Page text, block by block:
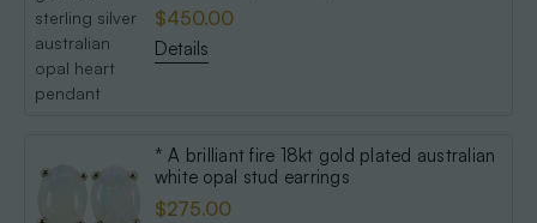
$450.00
Details
* A brilliant fire 18kt gold plated australian
white opal stud earrings
$275.00